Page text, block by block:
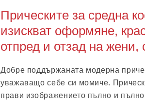
Прическите за средна
изискват оформяне,
отпред и отзад на жени,
Добре поддържаната модерна
уважаващо себе си момиче.
прави изображението пълно и